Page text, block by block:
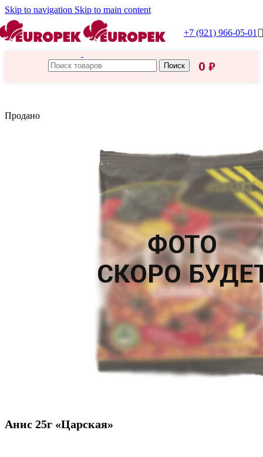
Skip to navigation Skip to main content
+7 (921) 966-05-01
Поиск 0 ₽
Продано
Анис 25г «Царская»